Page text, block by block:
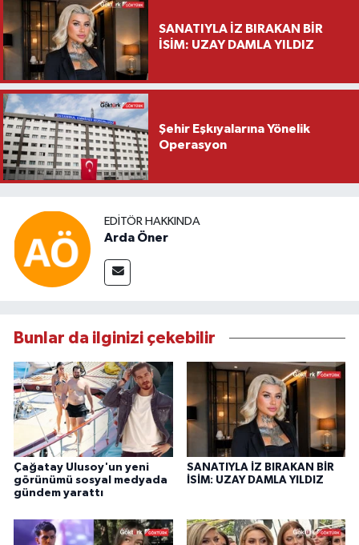
SANATIYLA İZ BIRAKAN BİR
İSİM: UZAY DAMLA YILDIZ
Şehir Eşkıyalarına Yönelik
Operasyon
EDITÖR HAKKINDA
Arda Öner
Bunlar da ilginizi çekebilir
Çağatay Ulusoy'un yeni
görünümü sosyal medyada
gündem yarattı
SANATIYLA İZ BIRAKAN BİR
İSİM: UZAY DAMLA YILDIZ